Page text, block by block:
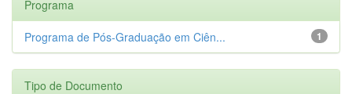
Programa
1
Programa de Pós-Graduação em Ciên...
Tipo de Documento